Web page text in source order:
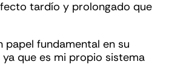
tardío y prolongado que
fundamental en su
que es mi propio sistema